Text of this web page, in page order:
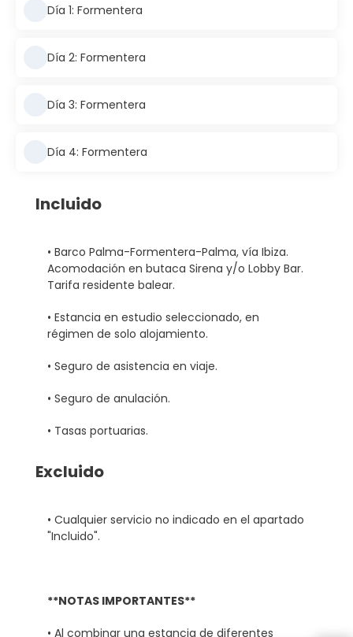
Día 1: Formentera
Día 2: Formentera
Día 3: Formentera
Día 4: Formentera
Incluido
• Barco Palma-Formentera-Palma, vía Ibiza.
Acomodación en butaca Sirena y/o Lobby Bar.
Tarifa residente balear.
• Estancia en estudio seleccionado, en
régimen de solo alojamiento.
• Seguro de asistencia en viaje.
• Seguro de anulación.
• Tasas portuarias.
Excluido
• Cualquier servicio no indicado en el apartado
"Incluido".
**NOTAS IMPORTANTES**
• Al combinar una estancia de diferentes